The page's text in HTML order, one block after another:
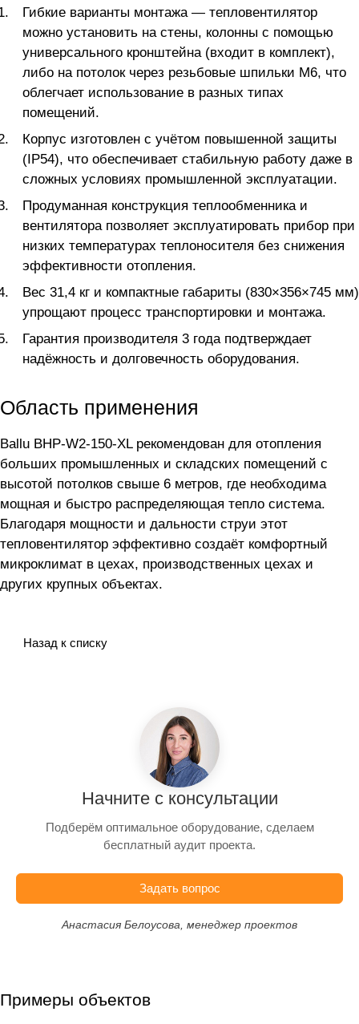
Гибкие варианты монтажа — тепловентилятор
можно установить на стены, колонны с помощью
универсального кронштейна (входит в комплект),
либо на потолок через резьбовые шпильки М6, что
облегчает использование в разных типах
помещений.
Корпус изготовлен с учётом повышенной защиты
(IP54), что обеспечивает стабильную работу даже в
сложных условиях промышленной эксплуатации.
Продуманная конструкция теплообменника и
вентилятора позволяет эксплуатировать прибор при
низких температурах теплоносителя без снижения
эффективности отопления.
Вес 31,4 кг и компактные габариты (830×356×745 мм)
упрощают процесс транспортировки и монтажа.
Гарантия производителя 3 года подтверждает
надёжность и долговечность оборудования.
Область применения
Ballu BHP-W2-150-XL рекомендован для отопления
больших промышленных и складских помещений с
высотой потолков свыше 6 метров, где необходима
мощная и быстро распределяющая тепло система.
Благодаря мощности и дальности струи этот
тепловентилятор эффективно создаёт комфортный
микроклимат в цехах, производственных цехах и
других крупных объектах.
Назад к списку
Начните с консультации
Подберём оптимальное оборудование, сделаем
бесплатный аудит проекта.
Задать вопрос
Анастасия Белоусова, менеджер проектов
Примеры объектов